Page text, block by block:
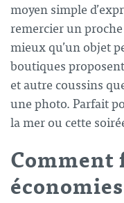
moyen simple
remercier un
mieux qu’un objet
boutiques
et autre coussins
une photo. Parfait
la mer ou cette
Comment